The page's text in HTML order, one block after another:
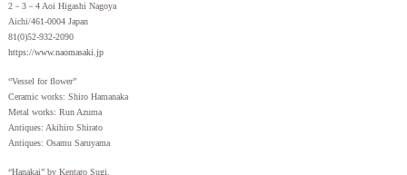
2－3－4 Aoi Higashi Nagoya
Aichi/461-0004 Japan
81(0)52-932-2090
https://www.naomasaki.jp
“Vessel for flower”
Ceramic works: Shiro Hamanaka
Metal works: Run Azuma
Antiques: Akihiro Shirato
Antiques: Osamu Saruyama
“Hanakai” by Kentaro Sugi.